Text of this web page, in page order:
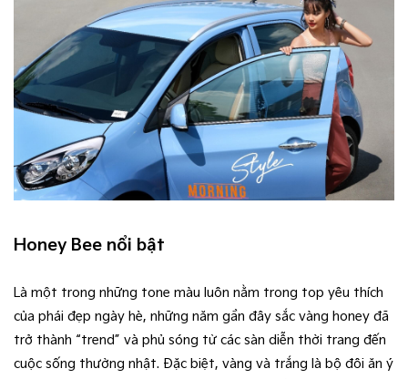
Honey Bee nổi bật
Là một trong những tone màu luôn nằm trong top yêu thích
của phái đẹp ngày hè, những năm gần đây sắc vàng honey đã
trở thành “trend” và phủ sóng từ các sàn diễn thời trang đến
cuộc sống thường nhật. Đặc biệt, vàng và trắng là bộ đôi ăn ý